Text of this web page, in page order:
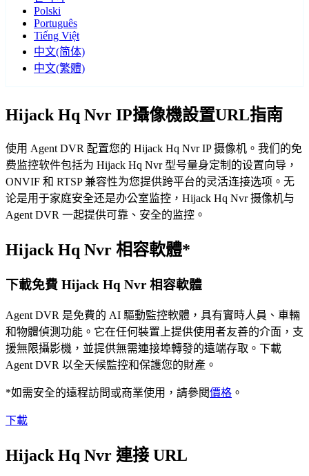
Polski
Português
Tiếng Việt
中文(简体)
中文(繁體)
Hijack Hq Nvr IP攝像機設置URL指南
使用 Agent DVR 配置您的 Hijack Hq Nvr IP 摄像机。我们的免
费监控软件包括为 Hijack Hq Nvr 型号量身定制的设置向导，
ONVIF 和 RTSP 兼容性为您提供跨平台的灵活连接选项。无
论是用于家庭安全还是办公室监控，Hijack Hq Nvr 摄像机与
Agent DVR 一起提供可靠、安全的监控。
Hijack Hq Nvr 相容軟體*
下載免費 Hijack Hq Nvr 相容軟體
Agent DVR 是免費的 AI 驅動監控軟體，具有實時人員、車輛
和物體偵測功能。它在任何裝置上提供使用者友善的介面，支
援無限攝影機，並提供無需連接埠轉發的遠端存取。下載
Agent DVR 以全天候監控和保護您的財產。
*如需安全的遠程訪問或商業使用，請參閱價格 。
下載
Hijack Hq Nvr 連接 URL